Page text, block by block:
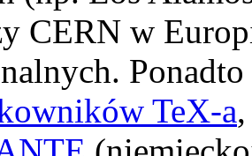
CERN w
TeX-a